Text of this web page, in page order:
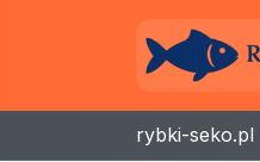
rybki-seko.pl